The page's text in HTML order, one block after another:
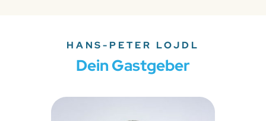
HANS-PETER LOJDL​
Dein Gastgeber